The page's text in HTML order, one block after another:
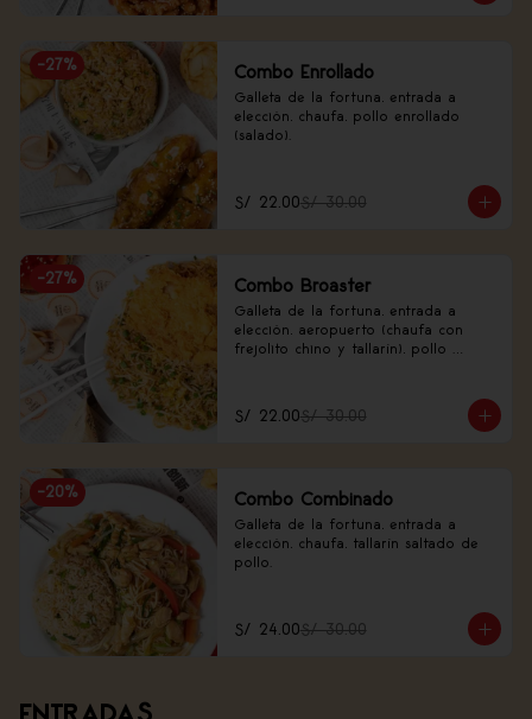
-27% Combo Enrollado
Galleta de la fortuna, entrada a
elección, chaufa, pollo enrollado
(salado).
S/ 22.00S/ 30.00
-27% Combo Broaster
Galleta de la fortuna, entrada a
elección, aeropuerto (chaufa con
frejolito chino y tallarín), pollo
S/ 22.00S/ 30.00
-20% Combo Combinado
Galleta de la fortuna, entrada a
elección, chaufa, tallarín saltado de
pollo.
S/ 24.00S/ 30.00